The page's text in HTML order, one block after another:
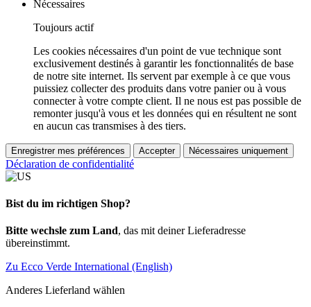
Nécessaires
Toujours actif
Les cookies nécessaires d'un point de vue technique sont
exclusivement destinés à garantir les fonctionnalités de base
de notre site internet. Ils servent par exemple à ce que vous
puissiez collecter des produits dans votre panier ou à vous
connecter à votre compte client. Il ne nous est pas possible de
remonter jusqu'à vous et les données qui en résultent ne sont
en aucun cas transmises à des tiers.
Enregistrer mes préférences Accepter Nécessaires uniquement
Déclaration de confidentialité
Bist du im richtigen Shop?
Bitte wechsle zum Land, das mit deiner Lieferadresse
übereinstimmt.
Zu Ecco Verde International (English)
Anderes Lieferland wählen